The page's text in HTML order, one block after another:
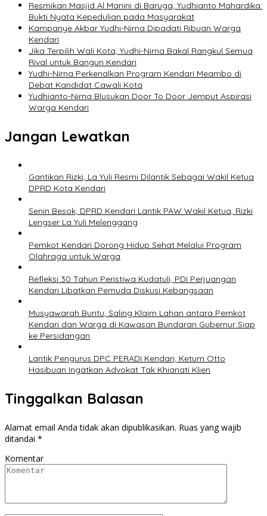
Resmikan Masjid Al Manini di Baruga, Yudhianto Mahardika:
Bukti Nyata Kepedulian pada Masyarakat
Kampanye Akbar Yudhi-Nirna Dipadati Ribuan Warga
Kendari
Jika Terpilih Wali Kota, Yudhi-Nirna Bakal Rangkul Semua
Rival untuk Bangun Kendari
Yudhi-Nirna Perkenalkan Program Kendari Meambo di
Debat Kandidat Cawali Kota
Yudhianto-Nirna Blusukan Door To Door Jemput Aspirasi
Warga Kendari
Jangan Lewatkan
Gantikan Rizki, La Yuli Resmi Dilantik Sebagai Wakil Ketua
DPRD Kota Kendari
Senin Besok, DPRD Kendari Lantik PAW Wakil Ketua, Rizki
Lengser La Yuli Melenggang
Pemkot Kendari Dorong Hidup Sehat Melalui Program
Olahraga untuk Warga
Refleksi 30 Tahun Peristiwa Kudatuli, PDI Perjuangan
Kendari Libatkan Pemuda Diskusi Kebangsaan
Musyawarah Buntu, Saling Klaim Lahan antara Pemkot
Kendari dan Warga di Kawasan Bundaran Gubernur Siap
ke Persidangan
Lantik Pengurus DPC PERADI Kendari, Ketum Otto
Hasibuan Ingatkan Advokat Tak Khianati Klien
Tinggalkan Balasan
Alamat email Anda tidak akan dipublikasikan. Ruas yang wajib
ditandai *
Komentar